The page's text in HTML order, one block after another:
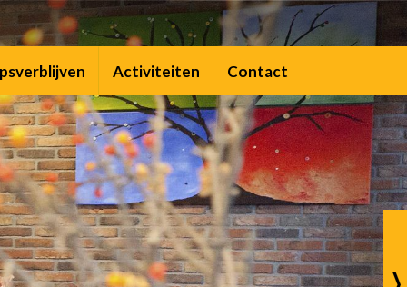
Activiteiten Contact